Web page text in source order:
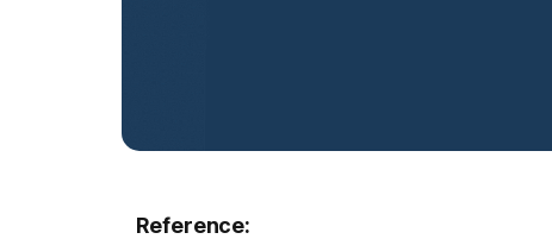
Reference: